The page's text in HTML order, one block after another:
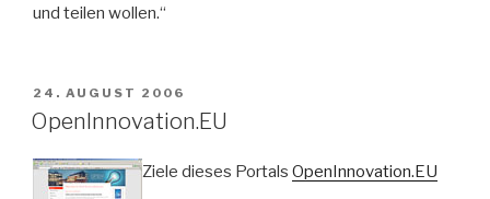
und teilen wollen.“
VERÖFFENTLICHT
AM
24. AUGUST 2006
OpenInnovation.EU
Ziele dieses Portals OpenInnovation.EU